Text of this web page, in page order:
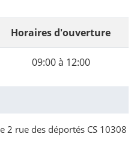
Horaires d'ouverture
09:00 à 12:00
2 rue des déportés CS 10308